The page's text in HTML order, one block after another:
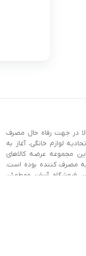
در جهت رفاه حال مصرف
از اتحادیه لوازم خانگی، آغاز به
مجموعه عرضه کالاهای
به مصرف کننده بوده است.
فروشگاه آسان ومطمئن
ما را بر آن داشت تا
رسانی گسترده تر و با